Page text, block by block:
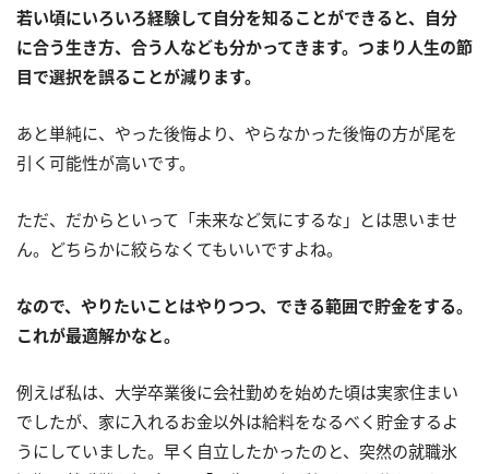
若い頃にいろいろ経験して自分を知ることができると、自分
に合う生き方、合う人なども分かってきます。つまり人生の節
目で選択を誤ることが減ります。
あと単純に、やった後悔より、やらなかった後悔の方が尾を
引く可能性が高いです。
ただ、だからといって「未来など気にするな」とは思いませ
ん。どちらかに絞らなくてもいいですよね。
なので、やりたいことはやりつつ、できる範囲で貯金をする。
これが最適解かなと。
例えば私は、大学卒業後に会社勤めを始めた頃は実家住まい
でしたが、家に入れるお金以外は給料をなるべく貯金するよ
うにしていました。早く自立したかったのと、突然の就職氷